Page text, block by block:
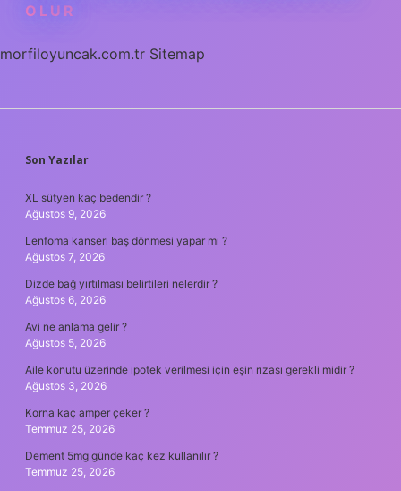
OLUR
morfiloyuncak.com.tr Sitemap
SIDEBAR
Son Yazılar
XL sütyen kaç bedendir ?
Ağustos 9, 2026
Lenfoma kanseri baş dönmesi yapar mı ?
Ağustos 7, 2026
Dizde bağ yırtılması belirtileri nelerdir ?
Ağustos 6, 2026
Avi ne anlama gelir ?
Ağustos 5, 2026
Aile konutu üzerinde ipotek verilmesi için eşin rızası gerekli midir ?
Ağustos 3, 2026
Korna kaç amper çeker ?
Temmuz 25, 2026
Dement 5mg günde kaç kez kullanılır ?
Temmuz 25, 2026